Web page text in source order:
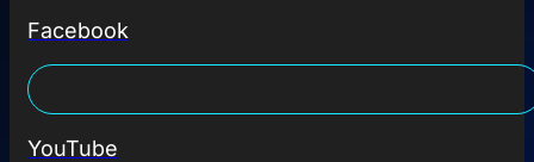
Facebook
YouTube